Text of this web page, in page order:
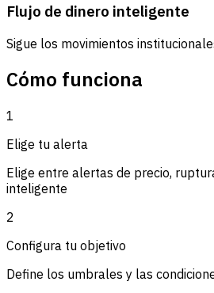
Flujo de dinero inteligente
Sigue los movimientos
Cómo funciona
1
Elige tu alerta
Elige entre alertas de precio,
inteligente
2
Configura tu objetivo
Define los umbrales y las